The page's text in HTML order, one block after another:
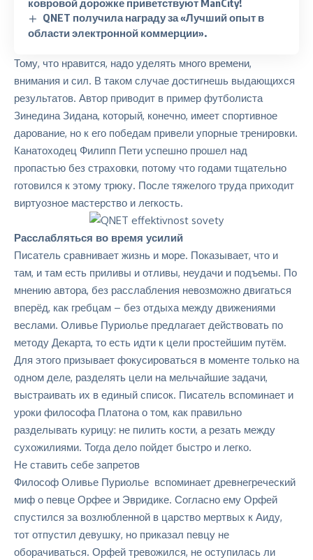
ковровой дорожке приветствуют ManCity!
QNET получила награду за «Лучший опыт в
области электронной коммерции».
Тому, что нравится, надо уделять много времени,
внимания и сил. В таком случае достигнешь выдающихся
результатов. Автор приводит в пример футболиста
Зинедина Зидана, который, конечно, имеет спортивное
дарование, но к его победам привели упорные тренировки.
Канатоходец Филипп Пети успешно прошел над
пропастью без страховки, потому что годами тщательно
готовился к этому трюку. После тяжелого труда приходит
виртуозное мастерство и легкость.
Расслабляться во время усилий
Писатель сравнивает жизнь и море. Показывает, что и
там, и там есть приливы и отливы, неудачи и подъемы. По
мнению автора, без расслабления невозможно двигаться
вперёд, как гребцам – без отдыха между движениями
веслами. Оливье Пуриолье предлагает действовать по
методу Декарта, то есть идти к цели простейшим путём.
Для этого призывает фокусироваться в моменте только на
одном деле, разделять цели на мельчайшие задачи,
выстраивать их в единый список. Писатель вспоминает и
уроки философа Платона о том, как правильно
разделывать курицу: не пилить кости, а резать между
сухожилиями. Тогда дело пойдет быстро и легко.
Не ставить себе запретов
Философ Оливье Пуриолье вспоминает древнегреческий
миф о певце Орфее и Эвридике. Согласно ему Орфей
спустился за возлюбленной в царство мертвых к Аиду,
тот отпустил девушку, но приказал певцу не
оборачиваться. Орфей тревожился, не оступилась ли